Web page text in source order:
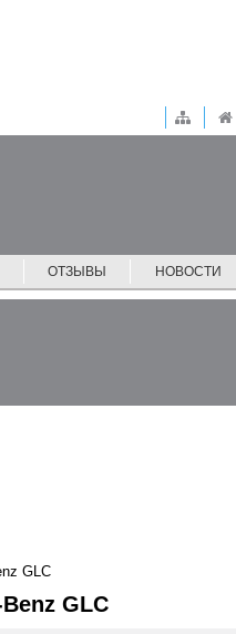
ОТЗЫВЫ НОВОСТИ
GLC
GLC